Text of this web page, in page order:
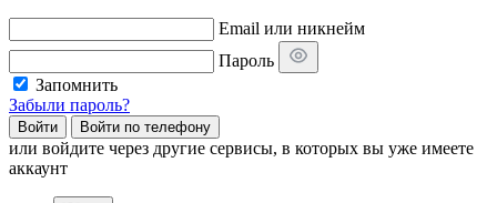
Email или никнейм
Пароль
Запомнить
Забыли пароль?
Войти Войти по телефону
или войдите через другие сервисы, в которых вы уже имеете
аккаунт